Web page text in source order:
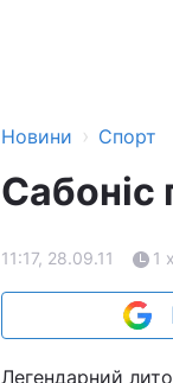
Новини › Спорт
Сабоніс
11:17, 28.09.11 1
Легендарний